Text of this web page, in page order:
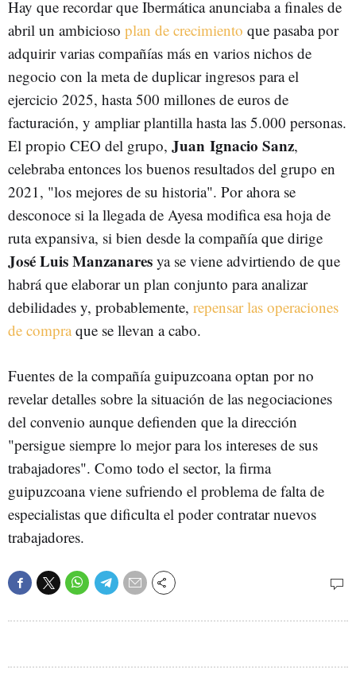
Hay que recordar que Ibermática anunciaba a finales de
abril un ambicioso plan de crecimiento que pasaba por
adquirir varias compañías más en varios nichos de
negocio con la meta de duplicar ingresos para el
ejercicio 2025, hasta 500 millones de euros de
facturación, y ampliar plantilla hasta las 5.000 personas.
El propio CEO del grupo, Juan Ignacio Sanz,
celebraba entonces los buenos resultados del grupo en
2021, "los mejores de su historia". Por ahora se
desconoce si la llegada de Ayesa modifica esa hoja de
ruta expansiva, si bien desde la compañía que dirige
José Luis Manzanares ya se viene advirtiendo de que
habrá que elaborar un plan conjunto para analizar
debilidades y, probablemente, repensar las operaciones
de compraque se llevan a cabo.
Fuentes de la compañía guipuzcoana optan por no
revelar detalles sobre la situación de las negociaciones
del convenio aunque defienden que la dirección
"persigue siempre lo mejor para los intereses de sus
trabajadores". Como todo el sector, la firma
guipuzcoana viene sufriendo el problema de falta de
especialistas que dificulta el poder contratar nuevos
trabajadores.